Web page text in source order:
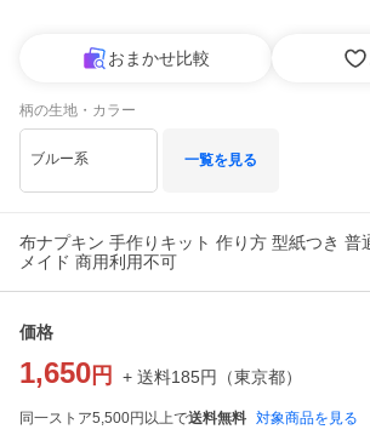
おまかせ比較
柄の生地・カラー
ブルー系 一覧を見る
布ナプキン 手作りキット 作り方 型紙つき 普
メイド 商用利用不可
価格
1,650 円 + 送料185円 （東京都）
同一ストア5,500円以上で送料無料 対象商品を見る